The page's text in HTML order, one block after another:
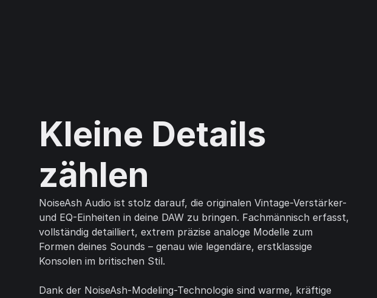
Kleine Details
zählen
NoiseAsh Audio ist stolz darauf, die originalen Vintage-Verstärker-
und EQ-Einheiten in deine DAW zu bringen. Fachmännisch erfasst,
vollständig detailliert, extrem präzise analoge Modelle zum
Formen deines Sounds – genau wie legendäre, erstklassige
Konsolen im britischen Stil.
Dank der NoiseAsh-Modeling-Technologie sind warme, kräftige